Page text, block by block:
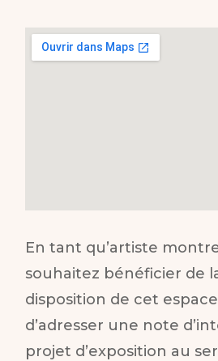
En tant qu’artiste
souhaitez bénéficier de
disposition de cet
d’adresser une note
projet d’exposition au